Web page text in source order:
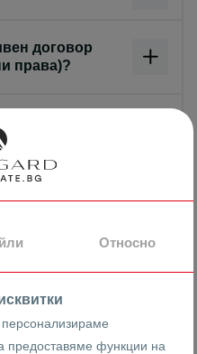
договор
права)?
от помощ?
ни
Относно
персонализираме
предоставяме функции на